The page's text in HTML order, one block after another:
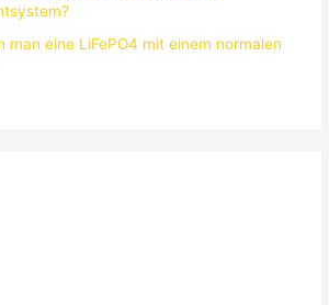
man eine LiFePO4 mit einem normalen